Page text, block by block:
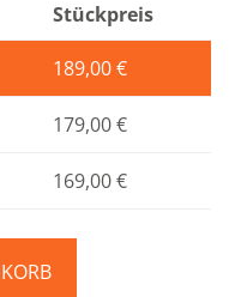
Stückpreis
189,00€
179,00€
169,00€